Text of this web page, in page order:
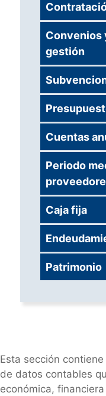
Esta sección
de datos contables
económica,
Convenios
gestión
Cuentas
Periodo
Caja fija
Patrimonio